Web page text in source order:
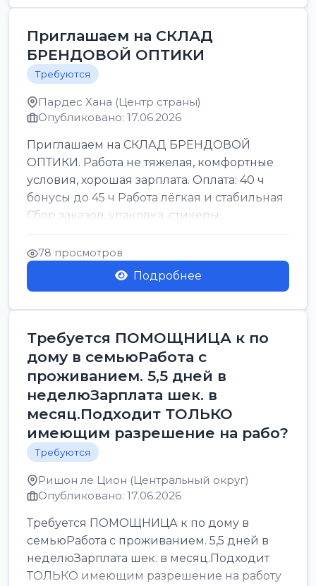
Приглашаем на СКЛАД
БРЕНДОВОЙ ОПТИКИ
Требуются
Пардес Хана (Центр страны)
Опубликовано: 17.06.2026
Приглашаем на СКЛАД БРЕНДОВОЙ
ОПТИКИ. Работа не тяжелая, комфортные
условия, хорошая зарплата. Оплата: 40 ч
бонусы до 45 ч Работа лёгкая и стабильная
Сбор заказов, упаковка, стикеры,
сортировка Воскре...
78 просмотров
Подробнее
Требуется ПОМОЩНИЦА к по
дому в семьюРабота с
проживанием. 5,5 дней в
неделюЗарплата шек. в
месяц.Подходит ТОЛЬКО
имеющим разрешение на рабо?
Требуются
Ришон ле Цион (Центральный округ)
Опубликовано: 17.06.2026
Требуется ПОМОЩНИЦА к по дому в
семьюРабота с проживанием. 5,5 дней в
неделюЗарплата шек. в месяц.Подходит
ТОЛЬКО имеющим разрешение на работу